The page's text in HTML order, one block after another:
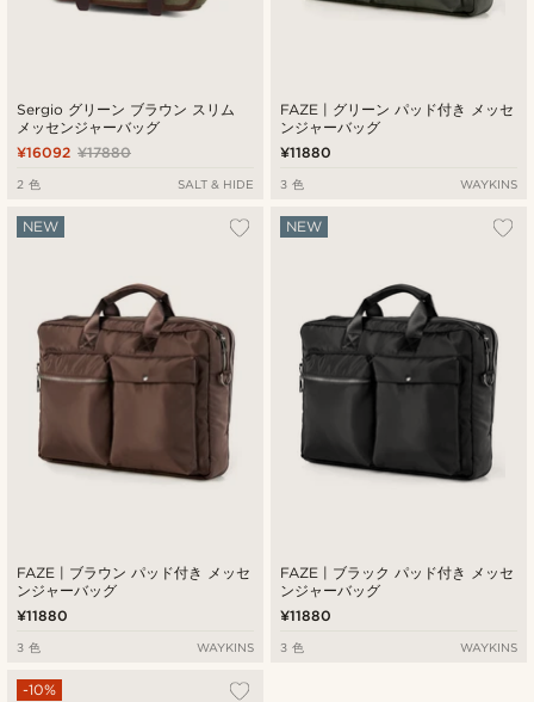
Sergio グリーン ブラウン スリム
メッセンジャーバッグ
¥17880
¥16092
2 色 SALT & HIDE
FAZE | グリーン パッド付き メッセ
ンジャーバッグ
¥11880
3 色 WAYKINS
FAZE | ブラウン パッド付き メッセ
ンジャーバッグ
NEW
¥11880
3 色 WAYKINS
FAZE | ブラック パッド付き メッセ
ンジャーバッグ
NEW
¥11880
3 色 WAYKINS
-10%